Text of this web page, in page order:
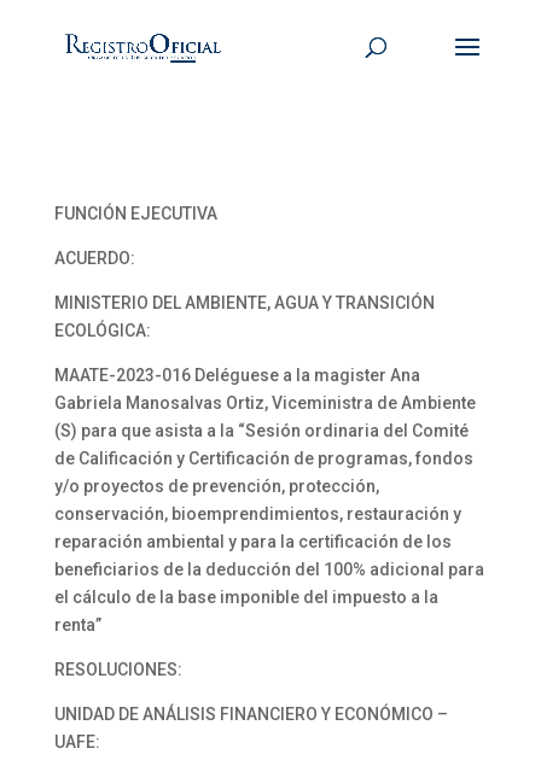
FUNCIÓN EJECUTIVA
ACUERDO:
MINISTERIO DEL AMBIENTE, AGUA Y TRANSICIÓN
ECOLÓGICA:
MAATE-2023-016 Deléguese a la magister Ana
Gabriela Manosalvas Ortiz, Viceministra de Ambiente
(S) para que asista a la “Sesión ordinaria del Comité
de Calificación y Certificación de programas, fondos
y/o proyectos de prevención, protección,
conservación, bioemprendimientos, restauración y
reparación ambiental y para la certificación de los
beneficiarios de la deducción del 100% adicional para
el cálculo de la base imponible del impuesto a la
renta”
RESOLUCIONES:
UNIDAD DE ANÁLISIS FINANCIERO Y ECONÓMICO –
UAFE: